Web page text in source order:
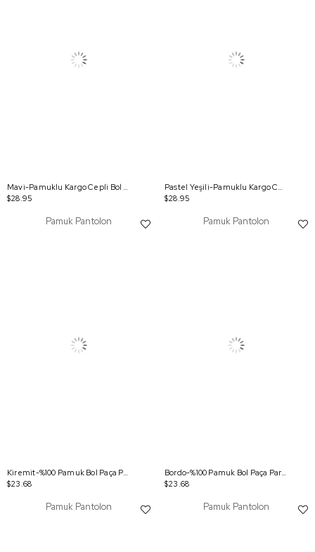
Mavi-Pamuklu Kargo Cepli Bol Paça Pantolon
$28.95
Pastel Yeşili-Pamuklu Kargo Cepli Bol Paça Pantolon
$28.95
Pamuk Pantolon
Kiremit-%100 Pamuk Bol Paça Parça Boyama Rahat Kalıp Pantolon
$23.68
Pamuk Pantolon
Bordo-%100 Pamuk Bol Paça Parça Boyama Rahat Kalıp Pantolon
$23.68
Pamuk Pantolon Pamuk Pantolon